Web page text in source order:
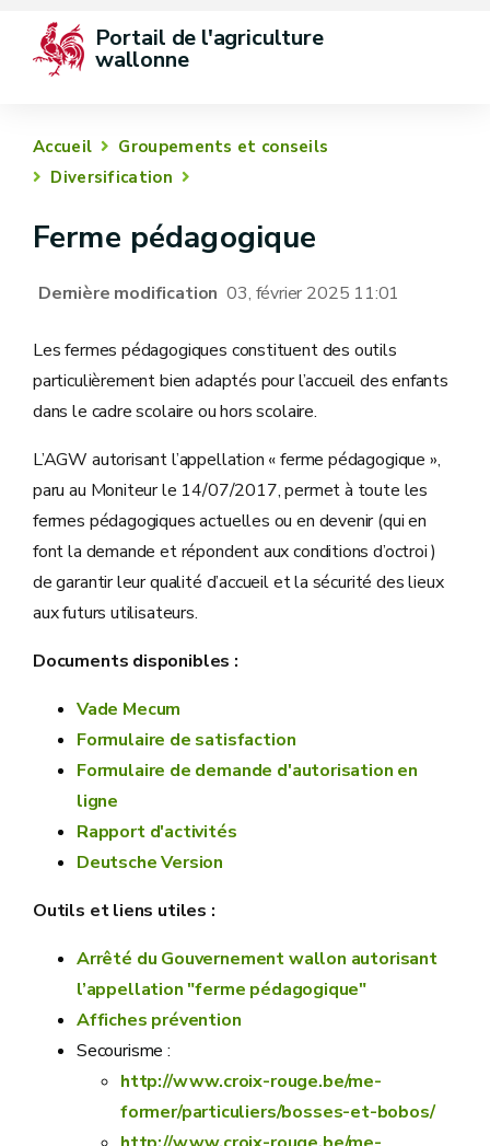
Portail de l'agriculture
wallonne
Accueil
Groupements et conseils
Diversification
Ferme pédagogique
Dernière modification 03, février 2025 11:01
Les fermes pédagogiques constituent des outils
particulièrement bien adaptés pour l’accueil des enfants
dans le cadre scolaire ou hors scolaire.
L’AGW autorisant l’appellation « ferme pédagogique »,
paru au Moniteur le 14/07/2017, permet à toute les
fermes pédagogiques actuelles ou en devenir (qui en
font la demande et répondent aux conditions d’octroi )
de garantir leur qualité d’accueil et la sécurité des lieux
aux futurs utilisateurs.
Documents disponibles :
Vade Mecum
Formulaire de satisfaction
Formulaire de demande d'autorisation en
ligne
Rapport d'activités
Deutsche Version
Outils et liens utiles :
Arrêté du Gouvernement wallon autorisant
l’appellation "ferme pédagogique"
Affiches prévention
Secourisme :
http://www.croix-rouge.be/me-
former/particuliers/bosses-et-bobos/